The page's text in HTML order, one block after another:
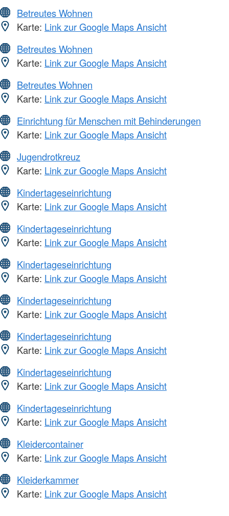
Betreutes Wohnen
Karte: Link zur Google Maps Ansicht
Betreutes Wohnen
Karte: Link zur Google Maps Ansicht
Betreutes Wohnen
Karte: Link zur Google Maps Ansicht
Einrichtung für Menschen mit Behinderungen
Karte: Link zur Google Maps Ansicht
Jugendrotkreuz
Karte: Link zur Google Maps Ansicht
Kindertageseinrichtung
Karte: Link zur Google Maps Ansicht
Kindertageseinrichtung
Karte: Link zur Google Maps Ansicht
Kindertageseinrichtung
Karte: Link zur Google Maps Ansicht
Kindertageseinrichtung
Karte: Link zur Google Maps Ansicht
Kindertageseinrichtung
Karte: Link zur Google Maps Ansicht
Kindertageseinrichtung
Karte: Link zur Google Maps Ansicht
Kindertageseinrichtung
Karte: Link zur Google Maps Ansicht
Kleidercontainer
Karte: Link zur Google Maps Ansicht
Kleiderkammer
Karte: Link zur Google Maps Ansicht